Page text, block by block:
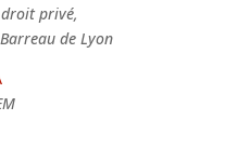
droit privé,
de Lyon